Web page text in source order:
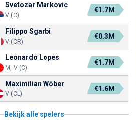
Svetozar Markovic
V (C)
€1.7M
Filippo Sgarbi
V (CR)
€0.3M
Leonardo Lopes
M, V (C)
€1.7M
Maximilian Wöber
V (CL)
€1.6M
Bekijk alle spelers